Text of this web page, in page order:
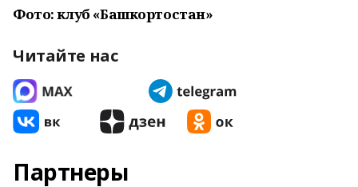
Фото: клуб «Башкортостан»
Читайте нас
Партнеры